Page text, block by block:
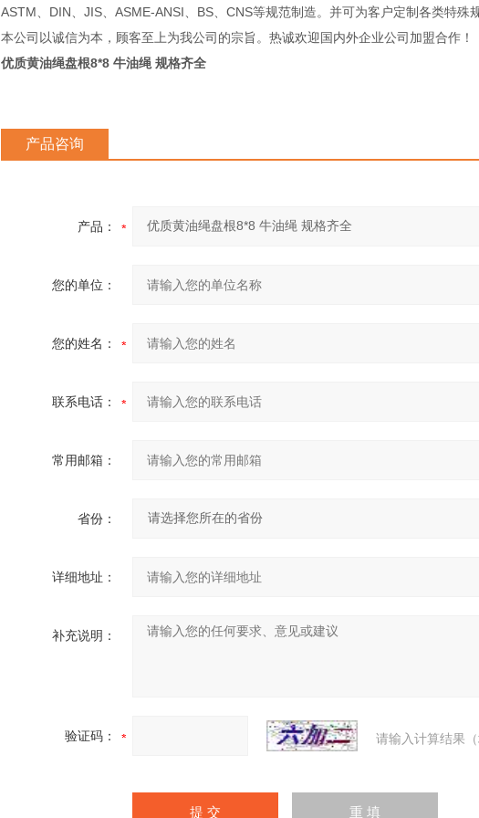
ASTM、DIN、JIS、ASME-ANSI、BS、CNS等规范制造。并可为客户定制各类特殊
本公司以诚信为本，顾客至上为我公司的宗旨。热诚欢迎国内外企业公司加盟合作！
优质黄油绳盘根8*8 牛油绳 规格齐全
产品咨询
产品：
您的单位：
您的姓名：
联系电话：
常用邮箱：
省份：
详细地址：
补充说明：
验证码： 请输入计算结果